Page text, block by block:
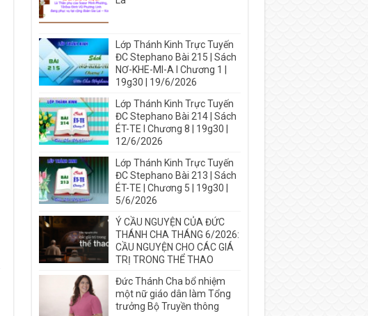
Lớp Thánh Kinh Trực Tuyến
ĐC Stephano Bài 215 | Sách
NƠ-KHE-MI-A I Chương 1 |
19g30 | 19/6/2026
Lớp Thánh Kinh Trực Tuyến
ĐC Stephano Bài 214 | Sách
ÉT-TE I Chương 8 | 19g30 |
12/6/2026
Lớp Thánh Kinh Trực Tuyến
ĐC Stephano Bài 213 | Sách
ÉT-TE | Chương 5 | 19g30 |
5/6/2026
Ý CẦU NGUYỆN CỦA ĐỨC
THÁNH CHA THÁNG 6/2026:
CẦU NGUYỆN CHO CÁC GIÁ
TRỊ TRONG THỂ THAO
Đức Thánh Cha bổ nhiệm
một nữ giáo dân làm Tổng
trưởng Bộ Truyền thông